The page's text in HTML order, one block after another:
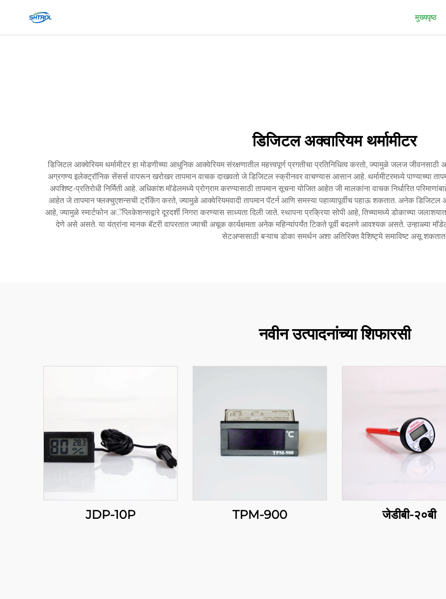
मुख्यपृष्ठ
डिजिटल अक्वारियम थर्मामीटर
डिजिटल आक्वेरियम थर्मामीटर हा मोडणीच्या आधुनिक आक्वेरियम संरक्षणातील महत्त्वपूर्ण प्रगतीचा प्रतिनिधित्व करतो, ज्यामुळे जलज
अग्रगण्य इलेक्ट्रॉनिक सेंसर्स वापरून खरोखर तापमान वाचक दाखवतो जे डिजिटल स्क्रीनवर वाचण्यास आसान आहे. थर्मामीटरमध्ये पाण्याच्या
अपशिष्ट-प्रतिरोधी निर्मिती आहे. अधिकांश मॉडेलमध्ये प्रोग्राम करण्यासाठी तापमान सूचना योजित आहेत जी मालकांना वाचक निर्धारित
आहेत जे तापमान फ्लक्चुएशन्सची ट्रॅकिंग करते, ज्यामुळे आक्वेरियमवादी तापमान पॅटर्न आणि समस्या पहाव्यापूर्वीच पहाऊ शकतात. अनेक डिजिटल
आहे, ज्यामुळे स्मार्टफोन अॅप्लिकेशन्सद्वारे दूरदर्शी निगरा करण्यास साध्यता दिली जाते. स्थापना प्रक्रिया सोपी आहे, तिच्यामध्ये डोकाच्या
देणे असे असते. या यंत्रांना मानक बॅटरी वापरतात ज्याची अचूक कार्यक्षमता अनेक महिन्यांपर्यंत टिकते पूर्वी बदलणे आवश्यक असते. उन्हाळ्या
सेटअप्ससाठी बऱ्याच डोका समर्थन अशा अतिरिक्त वैशिष्ट्ये समाविष्ट असू
नवीन उत्पादनांच्या शिफारसी
JDP-10P TPM-900 जेडीबी-२०बी